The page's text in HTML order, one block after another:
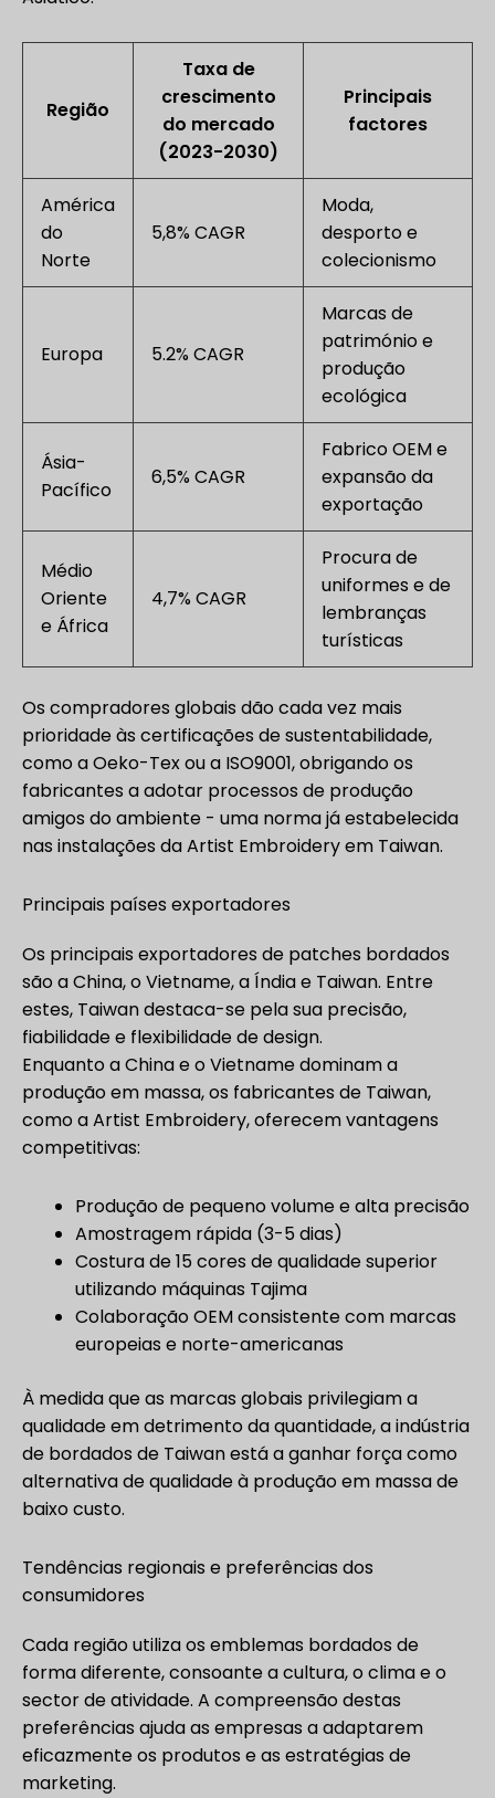
Região
Taxa de
crescimento
do mercado
(2023-2030)
Principais
factores
América
do
Norte
5,8% CAGR
Moda,
desporto e
colecionismo
Europa 5.2% CAGR
Marcas de
património e
produção
ecológica
Ásia-
Pacífico
6,5% CAGR
Fabrico OEM e
expansão da
exportação
Médio
Oriente
e África
4,7% CAGR
Procura de
uniformes e de
lembranças
turísticas
Os compradores globais dão cada vez mais
prioridade às certificações de sustentabilidade,
como a Oeko-Tex ou a ISO9001, obrigando os
fabricantes a adotar processos de produção
amigos do ambiente - uma norma já estabelecida
nas instalações da Artist Embroidery em Taiwan.
Principais países exportadores
Os principais exportadores de patches bordados
são a China, o Vietname, a Índia e Taiwan. Entre
estes, Taiwan destaca-se pela sua precisão,
fiabilidade e flexibilidade de design.
Enquanto a China e o Vietname dominam a
produção em massa, os fabricantes de Taiwan,
como a Artist Embroidery, oferecem vantagens
competitivas:
Produção de pequeno volume e alta precisão
Amostragem rápida (3-5 dias)
Costura de 15 cores de qualidade superior
utilizando máquinas Tajima
Colaboração OEM consistente com marcas
europeias e norte-americanas
À medida que as marcas globais privilegiam a
qualidade em detrimento da quantidade, a indústria
de bordados de Taiwan está a ganhar força como
alternativa de qualidade à produção em massa de
baixo custo.
Tendências regionais e preferências dos
consumidores
Cada região utiliza os emblemas bordados de
forma diferente, consoante a cultura, o clima e o
sector de atividade. A compreensão destas
preferências ajuda as empresas a adaptarem
eficazmente os produtos e as estratégias de
marketing.